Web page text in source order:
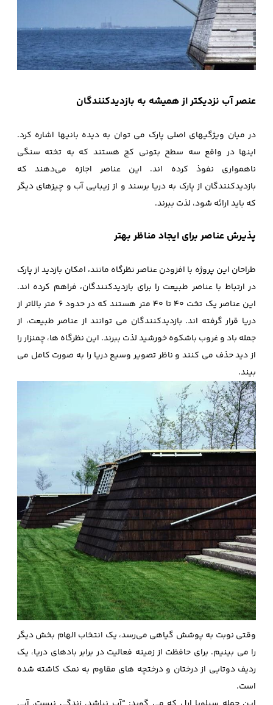
عنصر آب نزدیکتر از همیشه به بازدیدکنندگان
در میان ویژگیهای اصلی پارک می ‌توان به دیده بانیها اشاره کرد.
اینها در واقع سه سطح بتونی کج هستند که به تخته سنگی
ناهمواری نفوذ کرده اند. این عناصر اجازه می‌دهند که
بازدیدکنندگان از پارک به دریا برسند و از زیبایی آب و چیزهای دیگر
که باید ارائه شود، لذت ببرند.
پذیرش عناصر برای ایجاد مناظر بهتر
طراحان این پروژه با افزودن عناصر نظرگاه مانند، امکان بازدید از پارک
در ارتباط با عناصر طبیعت را برای بازدیدکنندگان، فراهم کرده اند.
این عناصر یک تخت 40 تا 40 متر هستند که در حدود 6 متر بالاتر از
دریا قرار گرفته اند. بازدیدکنندگان می توانند از عناصر طبیعت، از
جمله باد و غروب باشکوه خورشید لذت ببرند. این نظرگاه ها، چمنزار را
از دید حذف می کنند و ناظر تصویر وسیع دریا را به صورت کامل می
بیند.
وقتی نوبت به پوشش گیاهی می‌رسد، یک انتخاب الهام بخش دیگر
را می بینیم. برای حافظت از زمینه فعالیت در برابر بادهای دریا، یک
ردیف دوتایی از درختان و درختچه های مقاوم به نمک کاشته شده
است.